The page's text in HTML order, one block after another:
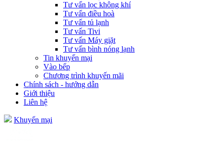
Tư vấn lọc không khí
Tư vấn điều hoà
Tư vấn tủ lạnh
Tư vấn Tivi
Tư vấn Máy giặt
Tư vấn bình nóng lạnh
Tin khuyến mại
Vào bếp
Chương trình khuyến mãi
Chính sách - hướng dẫn
Giới thiệu
Liên hệ
Khuyến mại